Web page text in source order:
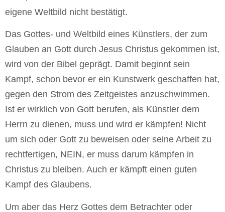
eigene Weltbild nicht bestätigt.
Das Gottes- und Weltbild eines Künstlers, der zum
Glauben an Gott durch Jesus Christus gekommen ist,
wird von der Bibel geprägt. Damit beginnt sein
Kampf, schon bevor er ein Kunstwerk geschaffen hat,
gegen den Strom des Zeitgeistes anzuschwimmen.
Ist er wirklich von Gott berufen, als Künstler dem
Herrn zu dienen, muss und wird er kämpfen! Nicht
um sich oder Gott zu beweisen oder seine Arbeit zu
rechtfertigen, NEIN, er muss darum kämpfen in
Christus zu bleiben. Auch er kämpft einen guten
Kampf des Glaubens.
Um aber das Herz Gottes dem Betrachter oder